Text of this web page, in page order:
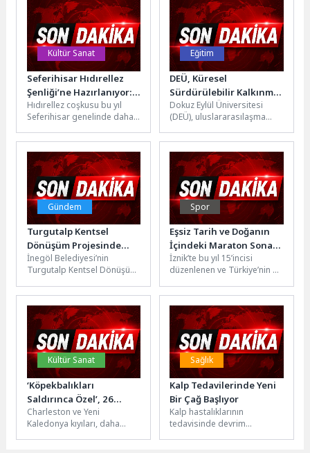
ilçeyi...
Kültür Sanat
Seferihisar Hıdırellez
Şenliği’ne Hazırlanıyor:
“Bahar Coşkusu” üç
noktada aynı anda
yaşanacak
Hıdırellez coşkusu bu yıl
Seferihisar genelinde daha
kutlanacak. Seferihisar
Belediyesi öncülüğünde
düzenlenen geleneksel...
Eğitim
DEÜ, Küresel
Sürdürülebilir Kalkınma
Kongresi’nde
Uluslararası İş
Birliklerini Güçlendiriyor
Dokuz Eylül Üniversitesi
(DEÜ), uluslararasılaşma
küresel ölçekteki akademik
ve kurumsal iş birliklerini
güçlendirmeye...
Gündem
Turgutalp Kentsel
Dönüşüm Projesinde
Çalışmalar Tüm Hızıyla
Sürüyor
İnegöl Belediyesi’nin
Turgutalp Kentsel Dönüşüm
zamanlı olarak ilerliyor. 1.
etapta inşaat çalışmaları...
Spor
Eşsiz Tarih ve Doğanın
İçindeki Maraton Sona
Erdi
İznik’te bu yıl 15’incisi
düzenlenen ve Türkiye’nin en
İznik Ultra Maratonu,...
Kültür Sanat
‘Köpekbalıkları
Saldırınca Özel’, 26
Temmuz Pazar Saat
20.00’de National
Geographic WILD
Charleston ve Yeni
Kaledonya kıyıları, daha
Sağlık
Kalp Tedavilerinde Yeni
Bir Çağ Başlıyor
Kalp hastalıklarının
tedavisinde devrim